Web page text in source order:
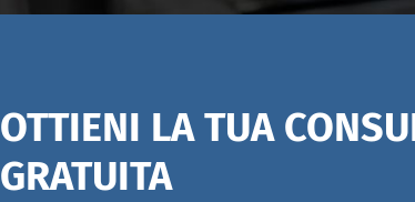
OTTIENI LA TUA
GRATUITA